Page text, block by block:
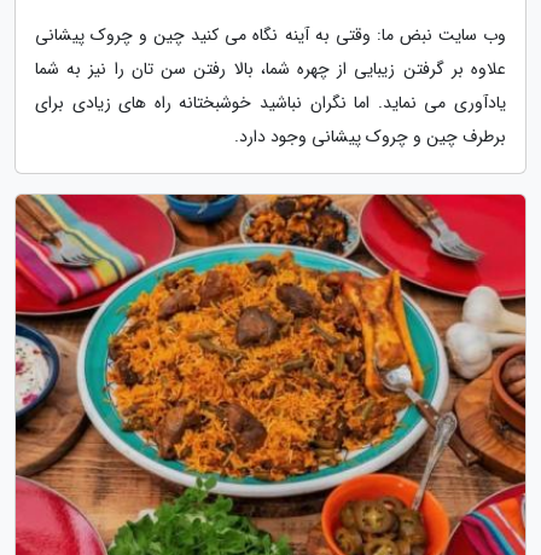
وب سایت نبض ما: وقتی به آینه نگاه می کنید چین و چروک پیشانی
علاوه بر گرفتن زیبایی از چهره شما، بالا رفتن سن تان را نیز به شما
یادآوری می نماید. اما نگران نباشید خوشبختانه راه های زیادی برای
برطرف چین و چروک پیشانی وجود دارد.